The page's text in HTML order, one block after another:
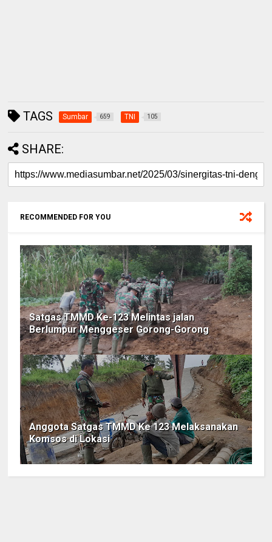
TAGS Sumbar 659 TNI 105
SHARE:
RECOMMENDED FOR YOU
Satgas TMMD Ke-123 Melintas jalan
Berlumpur Menggeser Gorong-Gorong
Anggota Satgas TMMD Ke 123 Melaksanakan
Komsos di Lokasi